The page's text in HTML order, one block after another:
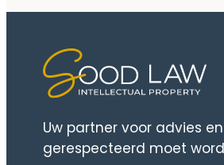
Uw partner voor advies
gerespecteerd moet